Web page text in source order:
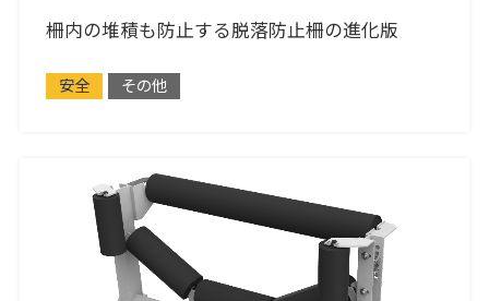
柵内の堆積も防止する脱落防止柵の進化版
安全 その他